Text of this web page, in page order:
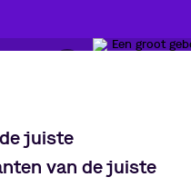
juiste
van de juiste